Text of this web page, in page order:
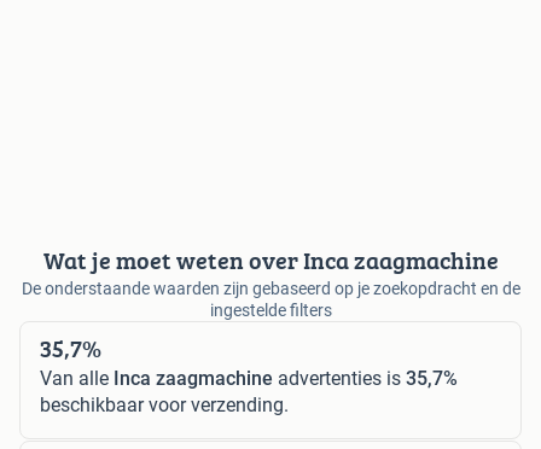
Wat je moet weten over Inca zaagmachine
De onderstaande waarden zijn gebaseerd op je zoekopdracht en de
ingestelde filters
35,7%
Van alle Inca zaagmachine advertenties is 35,7%
beschikbaar voor verzending.